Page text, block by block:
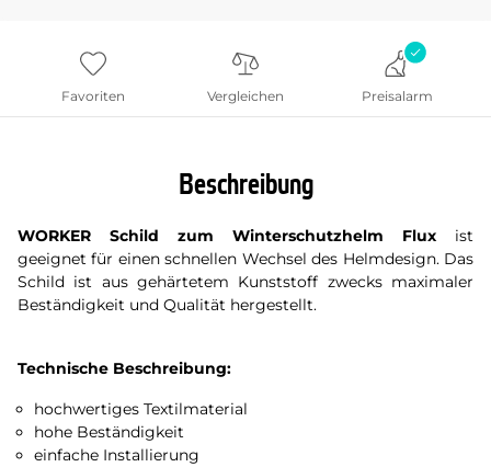
Favoriten Vergleichen Preisalarm
Beschreibung
WORKER Schild zum Winterschutzhelm Flux ist
geeignet für einen schnellen Wechsel des Helmdesign. Das
Schild ist aus gehärtetem Kunststoff zwecks maximaler
Beständigkeit und Qualität hergestellt.
Technische Beschreibung:
hochwertiges Textilmaterial
hohe Beständigkeit
einfache Installierung